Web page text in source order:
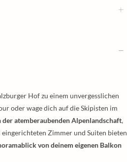
Hof zu einem unvergesslichen
oder wage dich auf die Skipisten im
der atemberaubenden Alpenlandschaft,
Zimmer und Suiten bieten
von deinem eigenen Balkon